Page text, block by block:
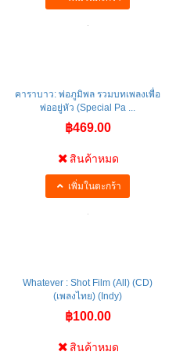
คาราบาว: พ่อภูมิพล รวมบทเพลงเพื่อ
พ่ออยู่หัว (Special Pa ...
฿469.00
สินค้าหมด
(เพลงไทย) (Indy)
฿100.00